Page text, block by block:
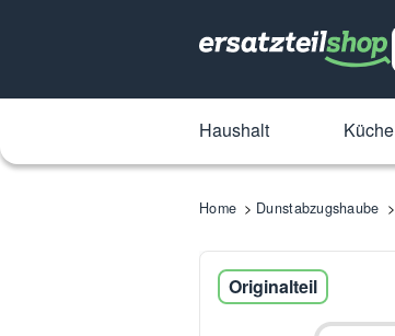
Haushalt Küche
Home Dunstabzugshaube
Originalteil